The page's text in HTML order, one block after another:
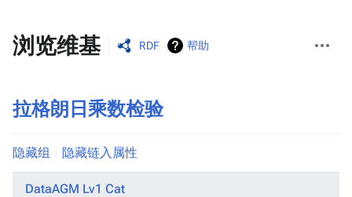
浏览维基 RDF 帮助
拉格朗日乘数检验
隐藏组 隐藏链入属性
DataAGM Lv1 Cat